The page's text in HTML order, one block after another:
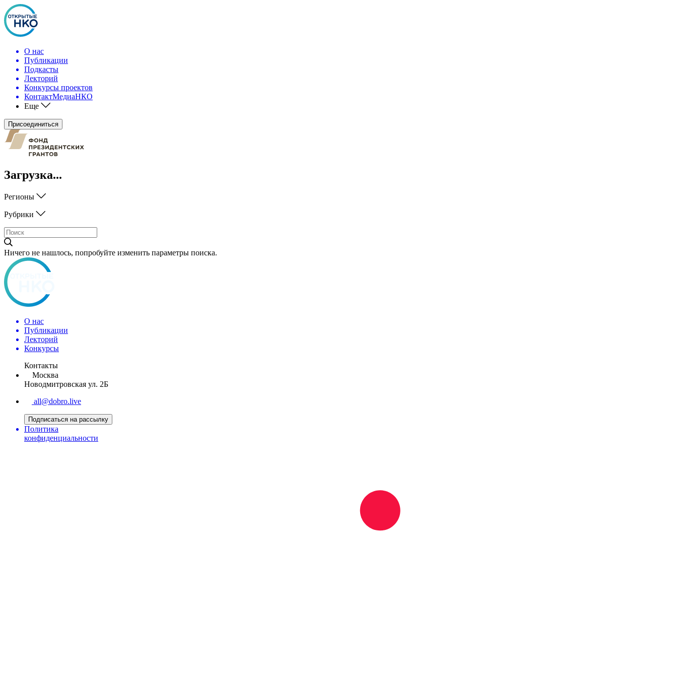
О нас
Публикации
Подкасты
Лекторий
Конкурсы проектов
КонтактМедиаНКО
Еще
Присоединиться
Загрузка...
Регионы
Рубрики
Ничего не нашлось, попробуйте изменить параметры поиска.
О нас
Публикации
Лекторий
Конкурсы
Контакты
Москва
Новодмитровская ул. 2Б
all@dobro.live
Подписаться на рассылку
Политика
конфиденциальности